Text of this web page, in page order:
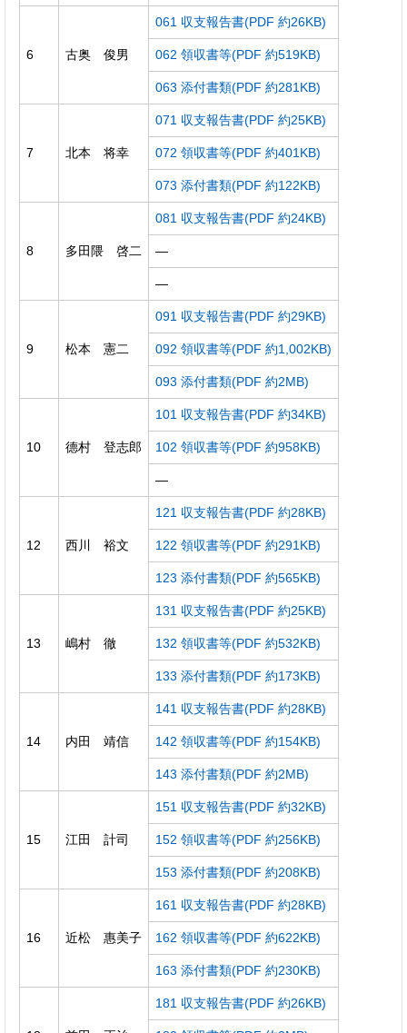
6 古奥 俊男
061 収支報告書(PDF 約26KB)
062 領収書等(PDF 約519KB)
063 添付書類(PDF 約281KB)
7 北本 将幸
071 収支報告書(PDF 約25KB)
072 領収書等(PDF 約401KB)
073 添付書類(PDF 約122KB)
8 多田隈 啓二
081 収支報告書(PDF 約24KB)
―
―
9 松本 憲二
091 収支報告書(PDF 約29KB)
092 領収書等(PDF 約1,002KB)
093 添付書類(PDF 約2MB)
10 德村 登志郎
101 収支報告書(PDF 約34KB)
102 領収書等(PDF 約958KB)
―
12 西川 裕文
121 収支報告書(PDF 約28KB)
122 領収書等(PDF 約291KB)
123 添付書類(PDF 約565KB)
13 嶋村 徹
131 収支報告書(PDF 約25KB)
132 領収書等(PDF 約532KB)
133 添付書類(PDF 約173KB)
14 内田 靖信
141 収支報告書(PDF 約28KB)
142 領収書等(PDF 約154KB)
143 添付書類(PDF 約2MB)
15 江田 計司
151 収支報告書(PDF 約32KB)
152 領収書等(PDF 約256KB)
153 添付書類(PDF 約208KB)
16 近松 惠美子
161 収支報告書(PDF 約28KB)
162 領収書等(PDF 約622KB)
163 添付書類(PDF 約230KB)
181 収支報告書(PDF 約26KB)